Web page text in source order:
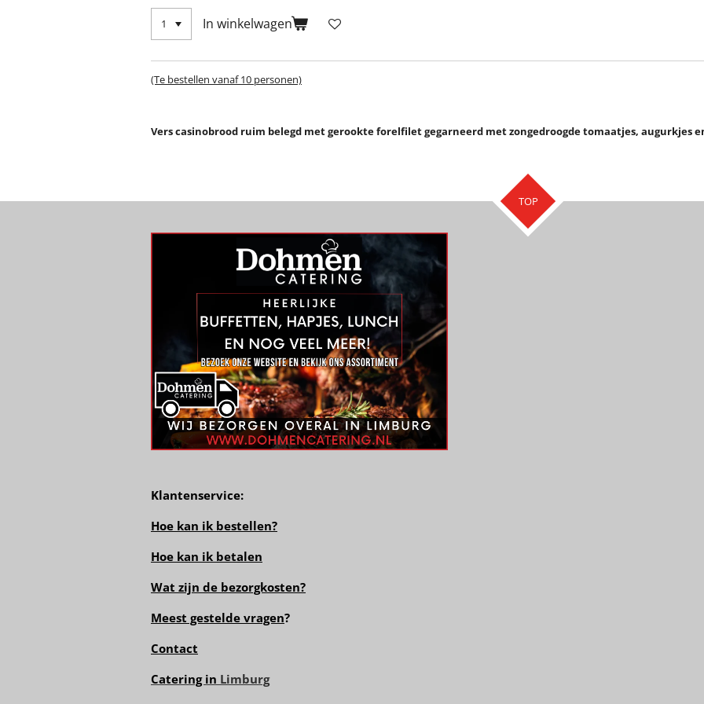
In winkelwagen
(Te bestellen vanaf 10 personen)
Vers casinobrood ruim belegd met gerookte forelfilet gegarneerd met zongedroogde tomaatjes, augurkjes
TOP
Klantenservice:
Hoe kan ik bestellen?
Hoe kan ik betalen
Wat zijn de bezorgkosten?
Meest gestelde vragen?
Contact
Catering in Limburg